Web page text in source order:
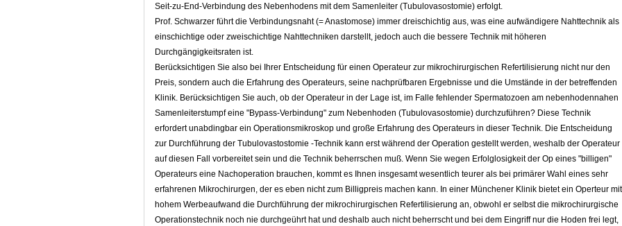
Seit-zu-End-Verbindung des Nebenhodens mit dem Samenleiter (Tubulovasostomie) erfolgt.
Prof. Schwarzer führt die Verbindungsnaht (= Anastomose) immer dreischichtig aus, was eine aufwändigere Nahttechnik als
einschichtige oder zweischichtige Nahttechniken darstellt, jedoch auch die bessere Technik mit höheren
Durchgängigkeitsraten ist.
Berücksichtigen Sie also bei Ihrer Entscheidung für einen Operateur zur mikrochirurgischen Refertilisierung nicht nur den
Preis, sondern auch die Erfahrung des Operateurs, seine nachprüfbaren Ergebnisse und die Umstände in der betreffenden
Klinik. Berücksichtigen Sie auch, ob der Operateur in der Lage ist, im Falle fehlender Spermatozoen am nebenhodennahen
Samenleiterstumpf eine "Bypass-Verbindung" zum Nebenhoden (Tubulovasostomie) durchzuführen? Diese Technik
erfordert unabdingbar ein Operationsmikroskop und große Erfahrung des Operateurs in dieser Technik. Die Entscheidung
zur Durchführung der Tubulovastostomie -Technik kann erst während der Operation gestellt werden, weshalb der Operateur
auf diesen Fall vorbereitet sein und die Technik beherrschen muß. Wenn Sie wegen Erfolglosigkeit der Op eines "billigen"
Operateurs eine Nachoperation brauchen, kommt es Ihnen insgesamt wesentlich teurer als bei primärer Wahl eines sehr
erfahrenen Mikrochirurgen, der es eben nicht zum Billigpreis machen kann. In einer Münchener Klinik bietet ein Operteur mit
hohem Werbeaufwand die Durchführung der mikrochirurgischen Refertilisierung an, obwohl er selbst die mikrochirurgische
Operationstechnik noch nie durchgeührt hat und deshalb auch nicht beherrscht und bei dem Eingriff nur die Hoden frei legt,